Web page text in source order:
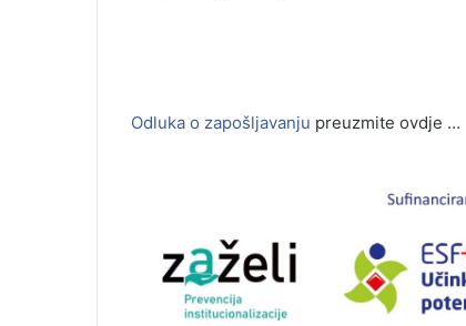
Odluka o zapošljavanju preuzmite ovdje …